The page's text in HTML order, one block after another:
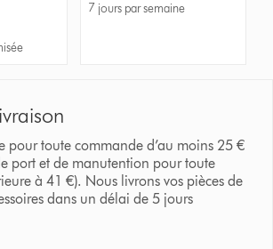
7 jours par semaine
pour toute commande d’au moins 25 €
port et de manutention pour toute
à 41 €). Nous livrons vos pièces de
dans un délai de 5 jours